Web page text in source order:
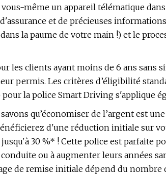
même un appareil télématique
et de précieuses
la paume de votre main !) et le
les clients ayant moins de 6 ans sans
permis. Les critères d’éligibilité
la police Smart Driving s'applique
qu’économiser de l’argent est
d'une réduction initiale sur
30 %* ! Cette police est parfaite
ou à augmenter leurs années
de remise initiale dépend du